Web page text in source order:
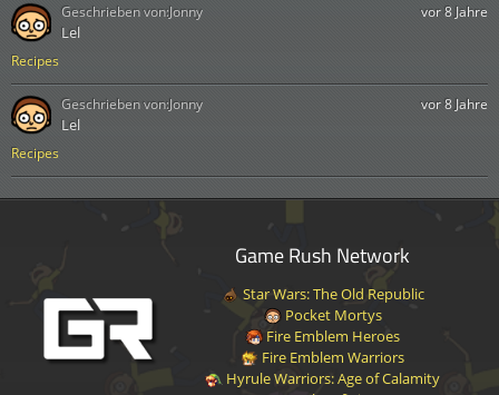
Recipes
vor 8 Jahre
Lel
Geschrieben von:Jonny
Recipes
vor 8 Jahre
Lel
Geschrieben von:Jonny
Game Rush Network
Star Wars: The Old Republic
Pocket Mortys
Fire Emblem Heroes
Fire Emblem Warriors
Hyrule Warriors: Age of Calamity